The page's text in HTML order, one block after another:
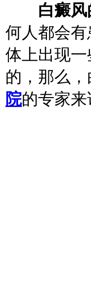
白癜
何人都会
体上出现
的，那么
院的专家来